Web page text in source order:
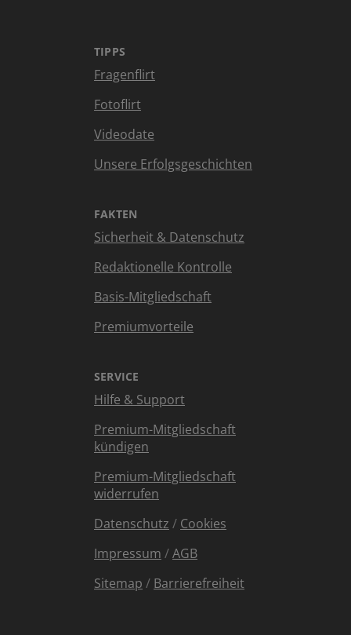
TIPPS
Fragenflirt
Fotoflirt
Videodate
Unsere Erfolgsgeschichten
FAKTEN
Sicherheit & Datenschutz
Redaktionelle Kontrolle
Basis-Mitgliedschaft
Premiumvorteile
SERVICE
Hilfe & Support
Premium-Mitgliedschaft
kündigen
Premium-Mitgliedschaft
widerrufen
Datenschutz / Cookies
Impressum /AGB
Sitemap / Barrierefreiheit